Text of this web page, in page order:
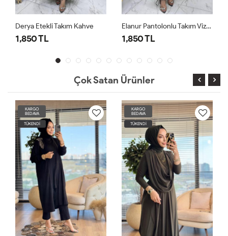
Kahve Elanur Pantolonlu Takım Vizon
Çok Satan Ürünler
KARGO
BEDAVA
TÜKENDİ
KARGO
BEDAVA